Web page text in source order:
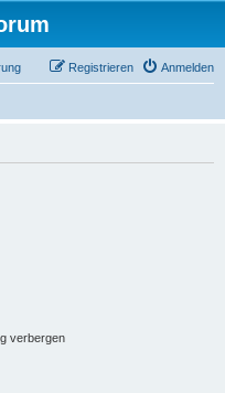
Anmelden
Registrieren
verbergen